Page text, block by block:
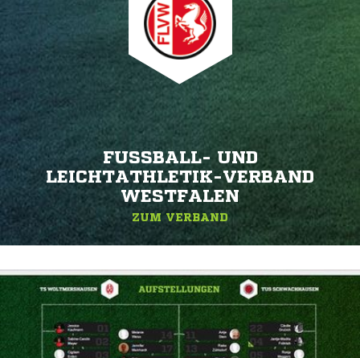
FUSSBALL- UND L
EICHTATHLETIK-VERBAND W
ESTFALEN
ZUM VERBAND